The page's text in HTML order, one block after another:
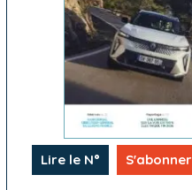
Lire le N° S'abonner